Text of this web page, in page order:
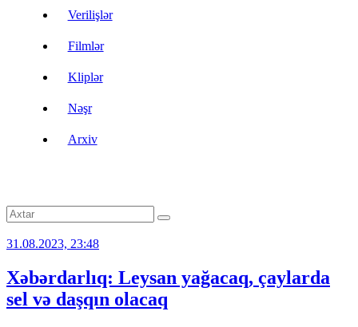
Verilişlər
Filmlər
Kliplər
Nəşr
Arxiv
31.08.2023, 23:48
Xəbərdarlıq: Leysan yağacaq, çaylarda
sel və daşqın olacaq